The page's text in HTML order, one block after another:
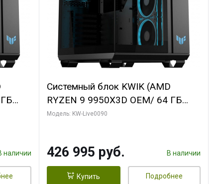
наличии
Системный блок KWIK (AMD
RYZEN 9 9950X3D OEM/ 64 ГБ
ОЗУ/ ASUS RTX5080 TUF GAMING
Модель: KW-Live0090
426 995 руб. В наличии
Купить Подробнее